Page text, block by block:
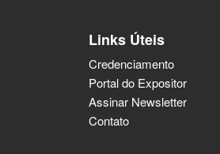
Links Úteis
Credenciamento
Portal do Expositor
Assinar Newsletter
Contato